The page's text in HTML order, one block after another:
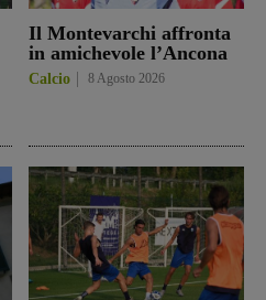
Il Montevarchi affronta
in amichevole l’Ancona
Calcio 8 Agosto 2026